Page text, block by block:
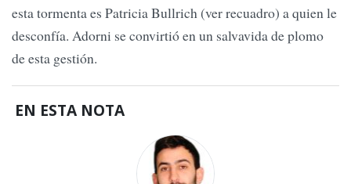
esta tormenta es Patricia Bullrich (ver recuadro) a quien le
desconfía. Adorni se convirtió en un salvavida de plomo
de esta gestión.
EN ESTA NOTA